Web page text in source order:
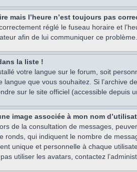
mais l’heure n’est toujours pas
réglé le fuseau horaire et
afin de lui communiquer ce problème.
la liste !
votre langue sur le forum, soit
langue que vous souhaitez. Si
sur le site officiel (accessible depuis
image associée à mon nom
de la consultation de messages,
ronds, qui indiquent le nombre de
unique et personnelle à chaque
utiliser les avatars, contactez